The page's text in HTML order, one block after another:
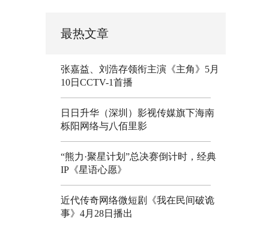
最热文章
张嘉益、刘浩存领衔主演《主角》5月
10日CCTV-1首播
日日升华（深圳）影视传媒旗下海南
栎阳网络与八佰里影
“熊力·聚星计划”总决赛倒计时，经典
IP《星语心愿》
近代传奇网络微短剧《我在民间破诡
事》4月28日播出